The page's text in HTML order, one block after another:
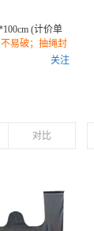
(计价单
易破；抽绳封
质，降解无关注
对比